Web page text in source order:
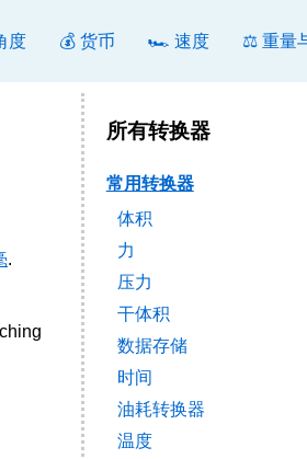
度 💰 货币 🏎️ 速度 ⚖️ 重量
.
所有转换器
常用转换器
体积
力
压力
干体积
数据存储
时间
油耗转换器
温度